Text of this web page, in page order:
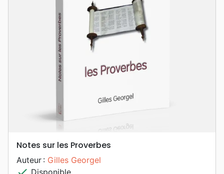
Notes sur les Proverbes
Auteur : Gilles Georgel
Disponible